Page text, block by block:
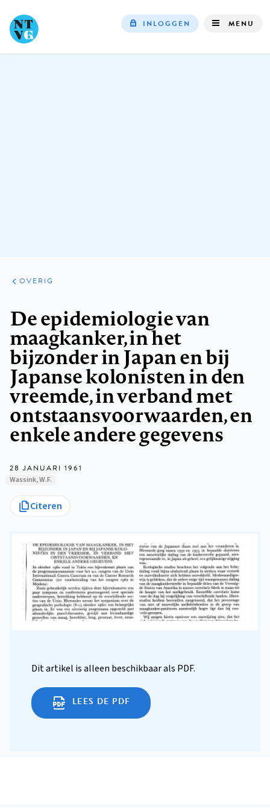
INLOGGEN MENU
ARTIKELEN
OVERIG
OVERIG
De epidemiologie van
maagkanker, in het
bijzonder in Japan en bij
Japanse kolonisten in den
vreemde, in verband met
ontstaansvoorwaarden, en
enkele andere gegevens
28 JANUARI 1961
Wassink, W.F.
Citeren
Dit artikel is alleen beschikbaar als PDF.
LEES DE PDF